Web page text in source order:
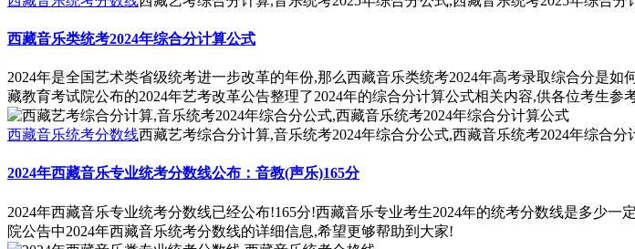
西藏音乐类统考2024年综合分计算公式
2024年是全国艺术类省级统考进一步改革的年份,那么西藏音乐类统考2024年高考录取综合分是
藏教育考试院公布的2024年艺考改革公告整理了2024年的综合分计算公式相关内容,供各位考生参
西藏音乐统考分数线西藏艺考综合分计算,音乐统考2024年综合分公式,西藏音乐统考2024年综合分
2024年西藏音乐专业统考分数线公布：音教(声乐)165分
2024年西藏音乐专业统考分数线已经公布!165分!西藏音乐专业考生2024年的统考分数线是多少
院公告中2024年西藏音乐统考分数线的详细信息,希望更够帮助到大家!